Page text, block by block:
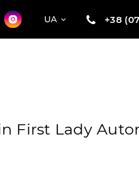
UA +38
First Lady